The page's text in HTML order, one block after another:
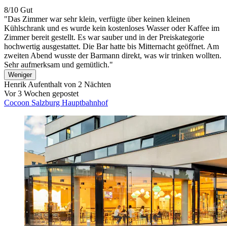
8/10 Gut
"Das Zimmer war sehr klein, verfügte über keinen kleinen
Kühlschrank und es wurde kein kostenloses Wasser oder Kaffee im
Zimmer bereit gestellt. Es war sauber und in der Preiskategorie
hochwertig ausgestattet. Die Bar hatte bis Mitternacht geöffnet. Am
zweiten Abend wusste der Barmann direkt, was wir trinken wollten.
Sehr aufmerksam und gemütlich."
Weniger
Henrik Aufenthalt von 2 Nächten
Vor 3 Wochen gepostet
Cocoon Salzburg Hauptbahnhof